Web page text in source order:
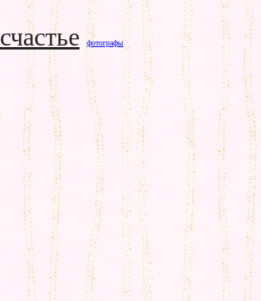
счастье фотографы